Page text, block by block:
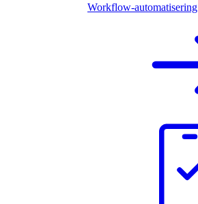
Workflow-automatisering